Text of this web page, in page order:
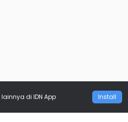
lainnya di IDN App Install